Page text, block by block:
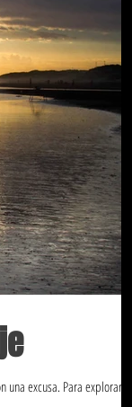
excusa. Para explorar por